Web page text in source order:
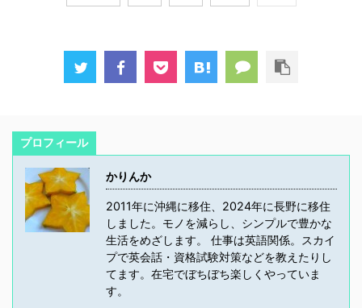
プロフィール
かりんか
2011年に沖縄に移住、2024年に長野に移住
しました。モノを減らし、シンプルで豊かな
生活をめざします。 仕事は英語関係。スカイ
プで英会話・資格試験対策などを教えたりし
てます。在宅でぼちぼち楽しくやっていま
す。